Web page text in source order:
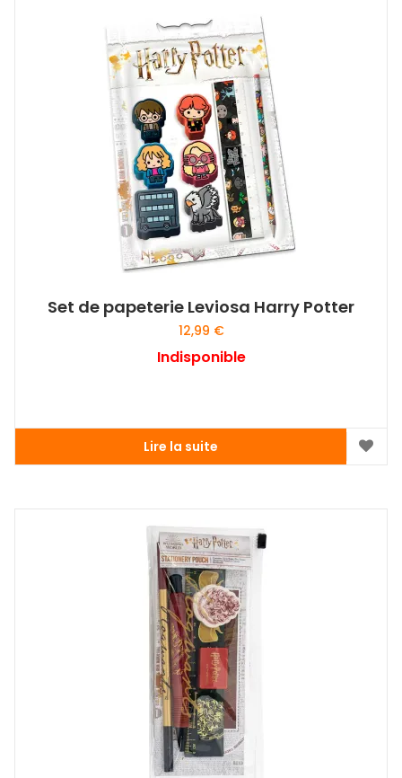
Set de papeterie Leviosa Harry Potter
12,99 €
Indisponible
Lire la suite